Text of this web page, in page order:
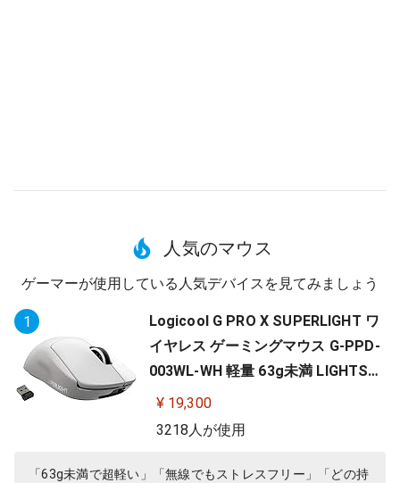
人気のマウス
ゲーマーが使用している人気デバイスを見てみましょう
1
Logicool G PRO X SUPERLIGHT ワ
イヤレス ゲーミングマウス G-PPD-
003WL-WH 軽量 63g未満 LIGHTSP
EED HERO 25Kセンサー POWERPLA
Y 無線 充電 対応 ゲーミング マウス
¥ 19,300
3218人が使用
「63g未満で超軽い」「無線でもストレスフリー」「どの持